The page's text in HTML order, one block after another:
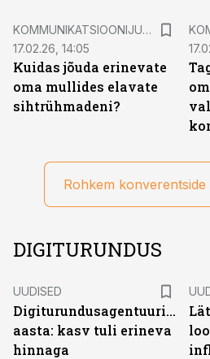
KOMMUNIKATSIOONIJUHTIMISE AASTAKONVERENTS 2025
17.02.26, 14:05
Kuidas jõuda erinevate
oma mullides elavate
sihtrühmadeni?
Rohkem konverentside
DIGITURUNDUS
UUDISED
Digiturundusagentuuride
aasta: kasv tuli erineva
hinnaga